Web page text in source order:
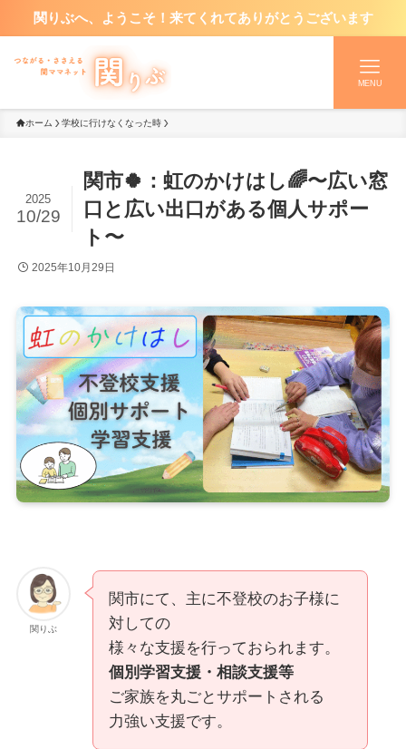
関りぶへ、ようこそ！来てくれてありがとうございます
MENU
ホーム 学校に行けなくなった時
関市🍀：虹のかけはし🌈〜広い窓
口と広い出口がある個人サポー
ト〜
2025
10/29
2025年10月29日
関りぶ
関市にて、主に不登校のお子様に
対しての
様々な支援を行っておられます。
個別学習支援・相談支援等
ご家族を丸ごとサポートされる
力強い支援です。